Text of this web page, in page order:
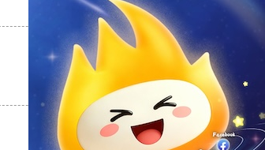
支持
反对 [0]